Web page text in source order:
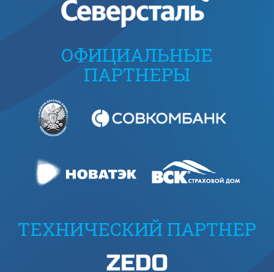
ОФИЦИАЛЬНЫЕ
ПАРТНЕРЫ
ТЕХНИЧЕСКИЙ ПАРТНЕР